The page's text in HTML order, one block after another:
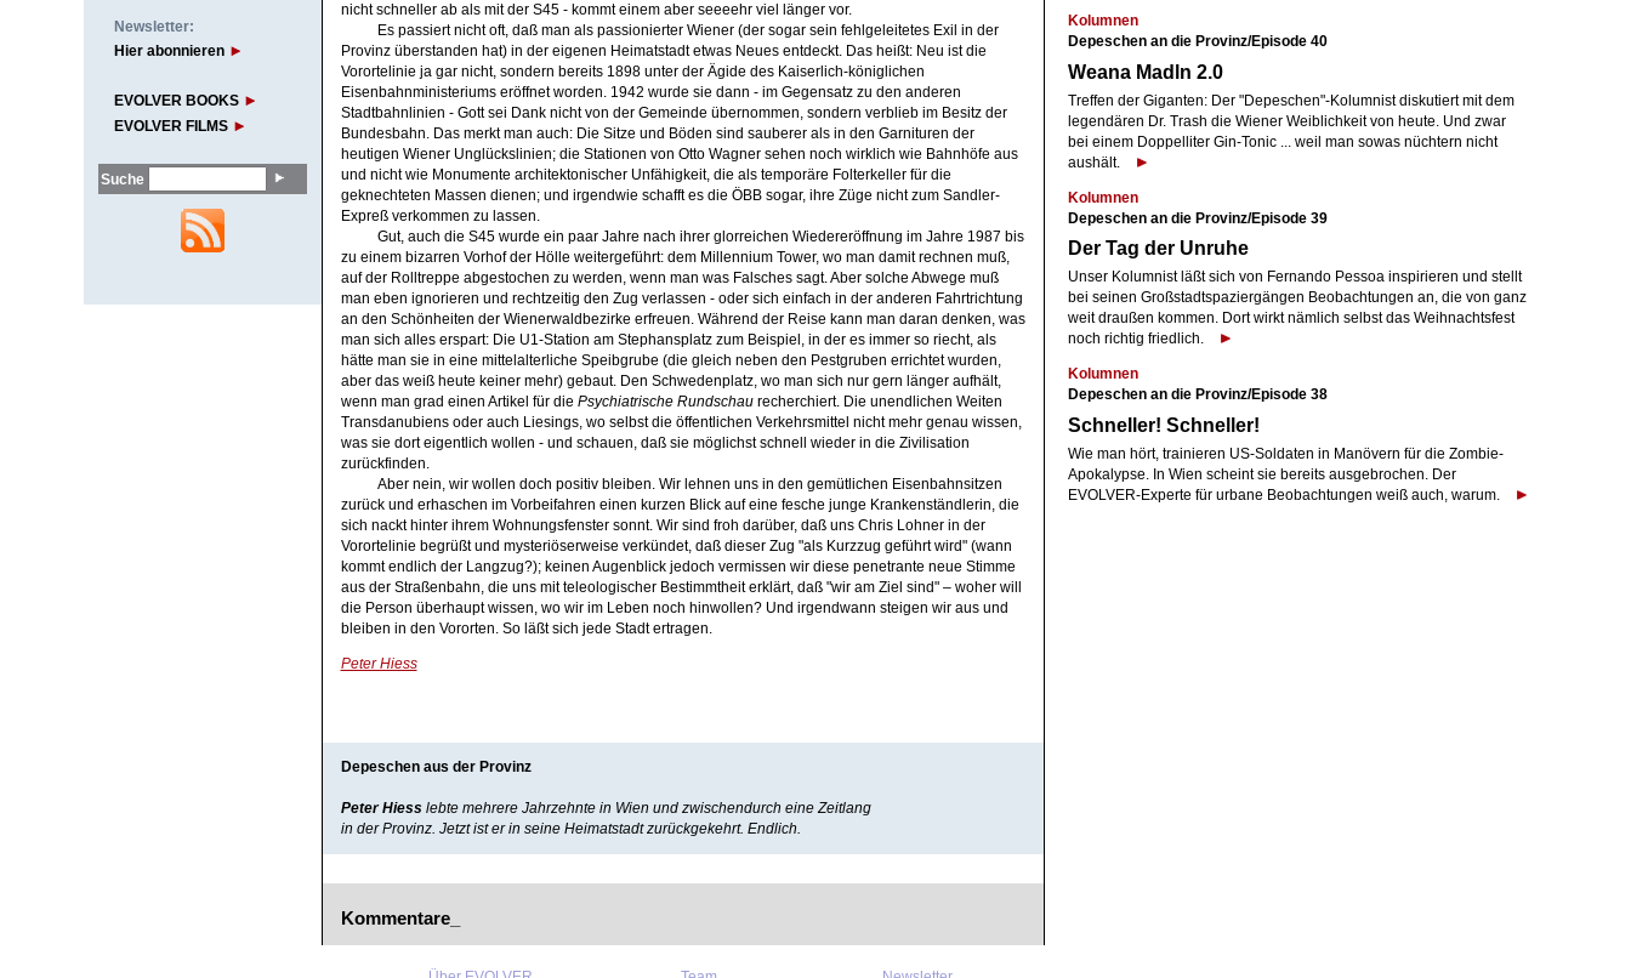
Newsletter:
Hier abonnieren
EVOLVER BOOKS
EVOLVER FILMS
Suche
nicht schneller ab als mit der S45 - kommt einem aber seeeehr viel länger vor.
Es passiert nicht oft, daß man als passionierter Wiener (der sogar sein fehlgeleitetes Exil in der
Provinz überstanden hat) in der eigenen Heimatstadt etwas Neues entdeckt. Das heißt: Neu ist die
Vorortelinie ja gar nicht, sondern bereits 1898 unter der Ägide des Kaiserlich-königlichen
Eisenbahnministeriums eröffnet worden. 1942 wurde sie dann - im Gegensatz zu den anderen
Stadtbahnlinien - Gott sei Dank nicht von der Gemeinde übernommen, sondern verblieb im Besitz der
Bundesbahn. Das merkt man auch: Die Sitze und Böden sind sauberer als in den Garnituren der
heutigen Wiener Unglückslinien; die Stationen von Otto Wagner sehen noch wirklich wie Bahnhöfe aus
und nicht wie Monumente architektonischer Unfähigkeit, die als temporäre Folterkeller für die
geknechteten Massen dienen; und irgendwie schafft es die ÖBB sogar, ihre Züge nicht zum Sandler-
Expreß verkommen zu lassen.
Gut, auch die S45 wurde ein paar Jahre nach ihrer glorreichen Wiedereröffnung im Jahre 1987 bis
zu einem bizarren Vorhof der Hölle weitergeführt: dem Millennium Tower, wo man damit rechnen muß,
auf der Rolltreppe abgestochen zu werden, wenn man was Falsches sagt. Aber solche Abwege muß
man eben ignorieren und rechtzeitig den Zug verlassen - oder sich einfach in der anderen Fahrtrichtung
an den Schönheiten der Wienerwaldbezirke erfreuen. Während der Reise kann man daran denken, was
man sich alles erspart: Die U1-Station am Stephansplatz zum Beispiel, in der es immer so riecht, als
hätte man sie in eine mittelalterliche Speibgrube (die gleich neben den Pestgruben errichtet wurden,
aber das weiß heute keiner mehr) gebaut. Den Schwedenplatz, wo man sich nur gern länger aufhält,
wenn man grad einen Artikel für die Psychiatrische Rundschaurecherchiert. Die unendlichen Weiten
Transdanubiens oder auch Liesings, wo selbst die öffentlichen Verkehrsmittel nicht mehr genau wissen,
was sie dort eigentlich wollen - und schauen, daß sie möglichst schnell wieder in die Zivilisation
zurückfinden.
Aber nein, wir wollen doch positiv bleiben. Wir lehnen uns in den gemütlichen Eisenbahnsitzen
zurück und erhaschen im Vorbeifahren einen kurzen Blick auf eine fesche junge Krankenständlerin, die
sich nackt hinter ihrem Wohnungsfenster sonnt. Wir sind froh darüber, daß uns Chris Lohner in der
Vorortelinie begrüßt und mysteriöserweise verkündet, daß dieser Zug "als Kurzzug geführt wird" (wann
kommt endlich der Langzug?); keinen Augenblick jedoch vermissen wir diese penetrante neue Stimme
aus der Straßenbahn, die uns mit teleologischer Bestimmtheit erklärt, daß "wir am Ziel sind" – woher will
die Person überhaupt wissen, wo wir im Leben noch hinwollen? Und irgendwann steigen wir aus und
bleiben in den Vororten. So läßt sich jede Stadt ertragen.
Peter Hiess
Depeschen aus der Provinz
Peter Hiesslebte mehrere Jahrzehnte in Wien und zwischendurch eine Zeitlang
in der Provinz. Jetzt ist er in seine Heimatstadt zurückgekehrt. Endlich.
Kommentare_
Kolumnen
Depeschen an die Provinz/Episode 40
Weana Madln 2.0
Treffen der Giganten: Der "Depeschen"-Kolumnist diskutiert mit dem
legendären Dr. Trash die Wiener Weiblichkeit von heute. Und zwar
bei einem Doppelliter Gin-Tonic ... weil man sowas nüchtern nicht
aushält.
Kolumnen
Depeschen an die Provinz/Episode 39
Der Tag der Unruhe
Unser Kolumnist läßt sich von Fernando Pessoa inspirieren und stellt
bei seinen Großstadtspaziergängen Beobachtungen an, die von ganz
weit draußen kommen. Dort wirkt nämlich selbst das Weihnachtsfest
noch richtig friedlich.
Kolumnen
Depeschen an die Provinz/Episode 38
Schneller! Schneller!
Wie man hört, trainieren US-Soldaten in Manövern für die Zombie-
Apokalypse. In Wien scheint sie bereits ausgebrochen. Der
EVOLVER-Experte für urbane Beobachtungen weiß auch, warum.